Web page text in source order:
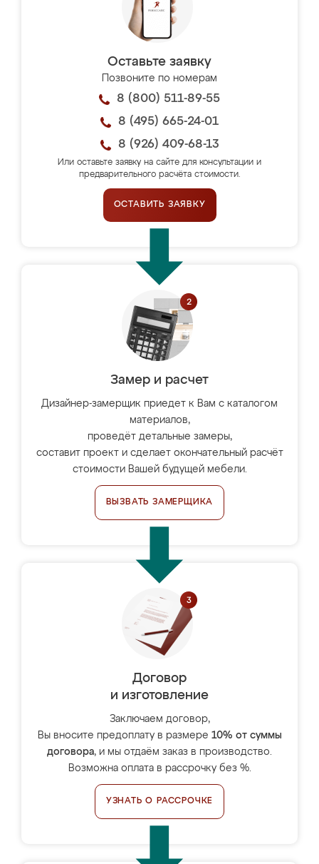
Оставьте заявку
Позвоните по номерам
8 (800) 511-89-55
8 (495) 665-24-01
8 (926) 409-68-13
Или оставьте заявку на сайте для консультации и
предварительного расчёта стоимости.
ОСТАВИТЬ ЗАЯВКУ
Замер и расчет
Дизайнер-замерщик приедет к Вам с каталогом
материалов,
проведёт детальные замеры,
составит проект и сделает окончательный расчёт
стоимости Вашей будущей мебели.
ВЫЗВАТЬ ЗАМЕРЩИКА
Договор
и изготовление
Заключаем договор,
Вы вносите предоплату в размере 10% от суммы
договора, и мы отдаём заказ в производство.
Возможна оплата в рассрочку без %.
УЗНАТЬ О РАССРОЧКЕ